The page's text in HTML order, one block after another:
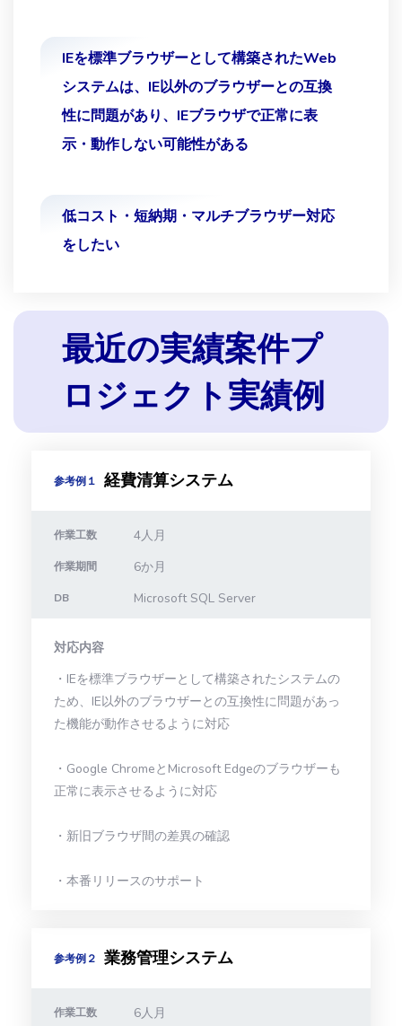
IEを標準ブラウザーとして構築されたWeb
システムは、IE以外のブラウザーとの互換
性に問題があり、IEブラウザで正常に表
示・動作しない可能性がある
低コスト・短納期・マルチブラウザー対応
をしたい
最近の実績案件プ
ロジェクト実績例
参考例１ 経費清算システム
作業工数 4人月
作業期間 6か月
DB Microsoft SQL Server
対応内容
・IEを標準ブラウザーとして構築されたシステムの
ため、IE以外のブラウザーとの互換性に問題があっ
た機能が動作させるように対応
・Google ChromeとMicrosoft Edgeのブラウザーも
正常に表示させるように対応
・新旧ブラウザ間の差異の確認
・本番リリースのサポート
参考例２ 業務管理システム
作業工数 6人月